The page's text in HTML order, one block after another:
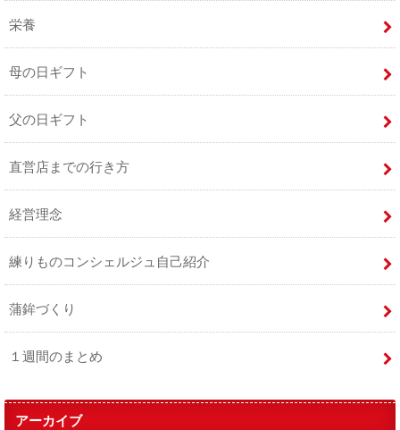
栄養
母の日ギフト
父の日ギフト
直営店までの行き方
経営理念
練りものコンシェルジュ自己紹介
蒲鉾づくり
１週間のまとめ
アーカイブ